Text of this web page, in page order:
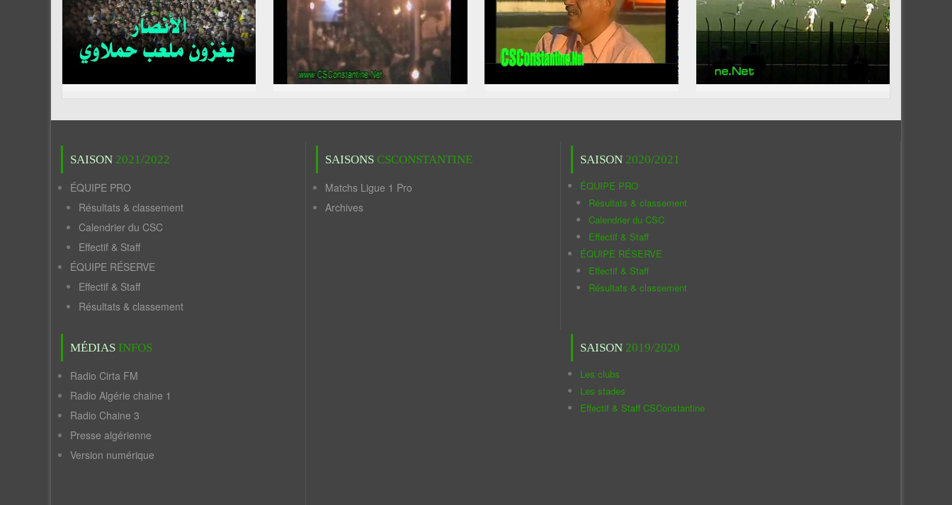
SAISON 2021/2022
ÉQUIPE PRO
Résultats & classement
Calendrier du CSC
Effectif & Staff
ÉQUIPE RÉSERVE
Effectif & Staff
Résultats & classement
MÉDIAS INFOS
Radio Cirta FM
Radio Algérie chaine 1
Radio Chaine 3
Presse algérienne
Version numérique
SAISONS CSCONSTANTINE
Matchs Ligue 1 Pro
Archives
SAISON 2020/2021
ÉQUIPE PRO
Résultats & classement
Calendrier du CSC
Effectif & Staff
ÉQUIPE RÉSERVE
Effectif & Staff
Résultats & classement
SAISON 2019/2020
Les clubs
Les stades
Effectif & Staff CSConstantine